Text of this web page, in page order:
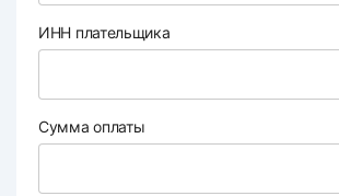
ИНН плательщика
Сумма оплаты